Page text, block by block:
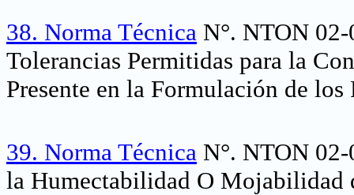
38. Norma Técnica N°. NTON
Tolerancias Permitidas para la
Presente en la Formulación de los
39. Norma Técnica N°. NTON
la Humectabilidad O Mojabilidad